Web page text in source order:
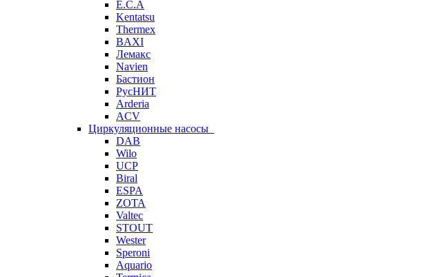
E.C.A
Kentatsu
Thermex
BAXI
Лемакс
Navien
Бастион
РусНИТ
Arderia
ACV
Циркуляционные насосы
DAB
Wilo
UCP
Biral
ESPA
ZOTA
Valtec
STOUT
Wester
Speroni
Aquario